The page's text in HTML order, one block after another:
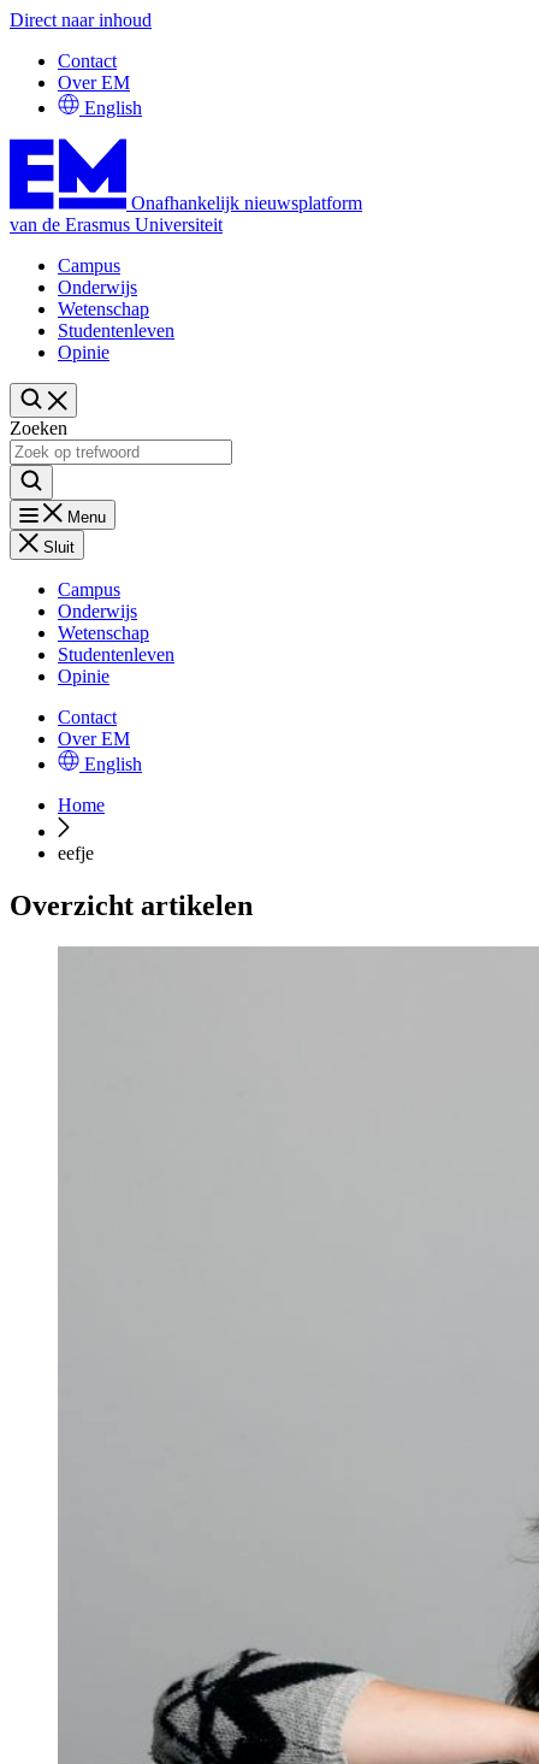
Direct naar inhoud
Contact
Over EM
English
Onafhankelijk nieuwsplatform
van de Erasmus Universiteit
Campus
Onderwijs
Wetenschap
Studentenleven
Opinie
Zoeken
Menu
Sluit
Campus
Onderwijs
Wetenschap
Studentenleven
Opinie
Contact
Over EM
English
Home
eefje
Overzicht artikelen